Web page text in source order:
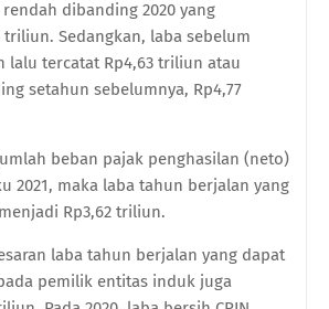
dibanding 2020 yang
triliun. Sedangkan, laba sebelum
lalu tercatat Rp4,63 triliun atau
setahun sebelumnya, Rp4,77
beban pajak penghasilan (neto)
2021, maka laba tahun berjalan yang
Rp3,62 triliun.
laba tahun berjalan yang dapat
pemilik entitas induk juga